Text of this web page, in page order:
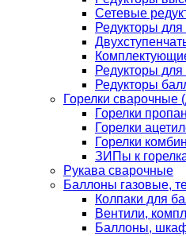
Сетевые
Редукторы для
Редукторы
Редукторы
Горелки сварочные
Горелки
Горелки
Горелки
ЗИПы к
Рукава сварочные
Баллоны газовые,
Колпаки для
Вентили,
Баллоны,